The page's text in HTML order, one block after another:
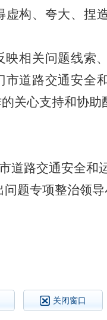
虚构、夸大、捏
映相关问题线索
市道路交通安全
关心支持和协助
道路交通安全和
问题专项整治领
关闭窗口